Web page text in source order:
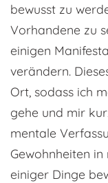
bewusst zu
Vorhandene zu
einigen
verändern.
Ort, sodass ich
gehe und mir
mentale
Gewohnheiten
einiger Dinge